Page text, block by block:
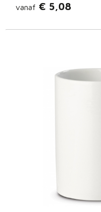
vanaf € 5,08